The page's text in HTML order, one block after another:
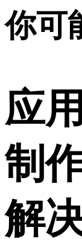
你可
应
制
解